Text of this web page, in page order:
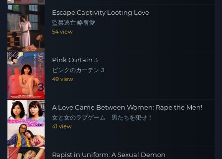
Escape Captivity Looting Love
監禁逃亡 略奪愛
54 view
Pink Curtain 3
ピンクのカーテン３
49 view
A Love Game Between Women: Rape the Men!
女と女のラブゲーム 男たちを犯せ！
41 view
Rapist in Uniform: A Sexual Demon